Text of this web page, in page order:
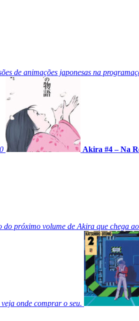
de animações japonesas na
Akira #4 – Na
do próximo volume de Akira que chega
onde comprar o seu.